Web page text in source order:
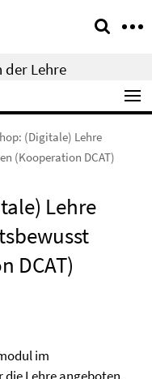
der Lehre
(Digitale) Lehre
(Kooperation DCAT)
Lehre
DCAT)
im